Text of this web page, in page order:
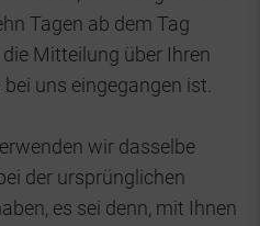
Tagen ab dem Tag
Mitteilung über Ihren
uns eingegangen ist.
wir dasselbe
der ursprünglichen
es sei denn, mit Ihnen